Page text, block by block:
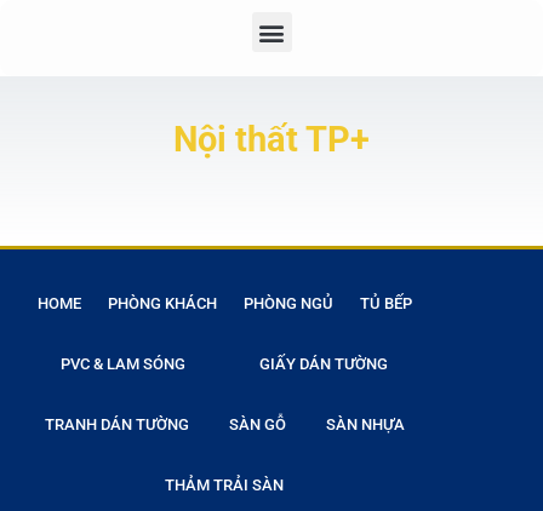
Nội thất TP+
HOME PHÒNG KHÁCH PHÒNG NGỦ TỦ BẾP
PVC & LAM SÓNG GIẤY DÁN TƯỜNG
TRANH DÁN TƯỜNG SÀN GỖ SÀN NHỰA
THẢM TRẢI SÀN